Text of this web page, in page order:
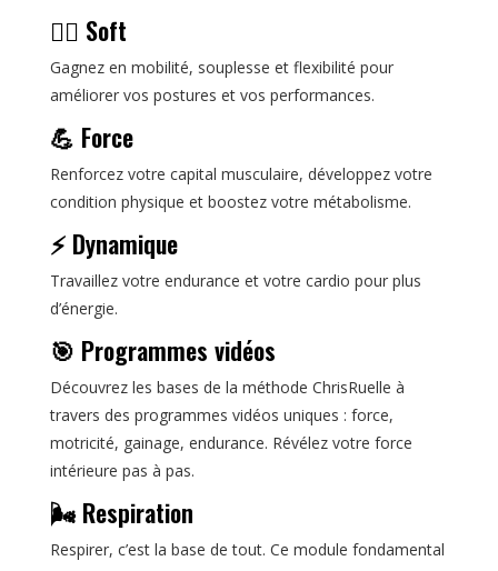
🧘‍♀️ Soft
Gagnez en mobilité, souplesse et flexibilité pour
améliorer vos postures et vos performances.
💪 Force
Renforcez votre capital musculaire, développez votre
condition physique et boostez votre métabolisme.
⚡ Dynamique
Travaillez votre endurance et votre cardio pour plus
d’énergie.
🎯 Programmes vidéos
Découvrez les bases de la méthode ChrisRuelle à
travers des programmes vidéos uniques : force,
motricité, gainage, endurance. Révélez votre force
intérieure pas à pas.
🌬️ Respiration
Respirer, c’est la base de tout. Ce module fondamental